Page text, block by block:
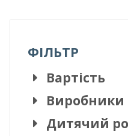
ФІЛЬТР
Вартість
Виробники
Дитячий